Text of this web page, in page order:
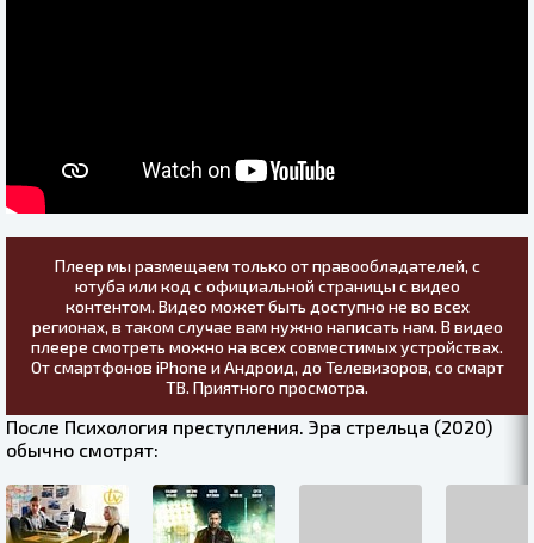
Плеер мы размещаем только от правообладателей, с
ютуба или код с официальной страницы с видео
контентом. Видео может быть доступно не во всех
регионах, в таком случае вам нужно написать нам. В видео
плеере смотреть можно на всех совместимых устройствах.
От смартфонов iPhone и Андроид, до Телевизоров, со смарт
ТВ. Приятного просмотра.
После Психология преступления. Эра стрельца (2020)
обычно смотрят: